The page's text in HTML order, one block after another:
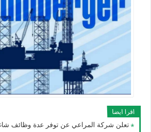
اقرا ايضا
تعلن شركة المراعي عن توفر عدة وظائف شاغرة لمختلف التخصصات